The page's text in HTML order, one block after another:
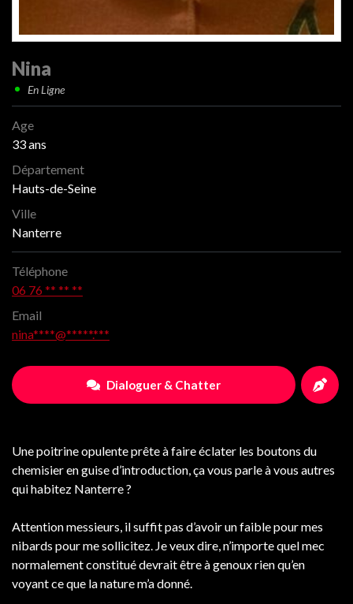
Nina
En Ligne
Age
33 ans
Département
Hauts-de-Seine
Ville
Nanterre
Téléphone
06 76 ** ** **
Email
nina****@*****.***
Dialoguer & Chatter
Une poitrine opulente prête à faire éclater les boutons du
chemisier en guise d’introduction, ça vous parle à vous autres
qui habitez Nanterre ?
Attention messieurs, il suffit pas d’avoir un faible pour mes
nibards pour me sollicitez. Je veux dire, n’importe quel mec
normalement constitué devrait être à genoux rien qu’en
voyant ce que la nature m’a donné.